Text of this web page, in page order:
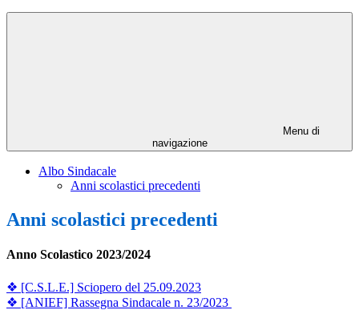
Menu di
navigazione
Albo Sindacale
Anni scolastici precedenti
Anni scolastici precedenti
Anno Scolastico 2023/2024
❖ [C.S.L.E.] Sciopero del 25.09.2023
❖ [ANIEF] Rassegna Sindacale n. 23/2023